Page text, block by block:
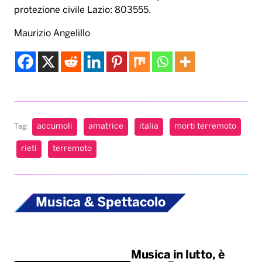
protezione civile Lazio: 803555.
Maurizio Angelillo
Tag: accumoli amatrice italia morti terremoto
rieti terremoto
Musica & Spettacolo
Musica in lutto, è